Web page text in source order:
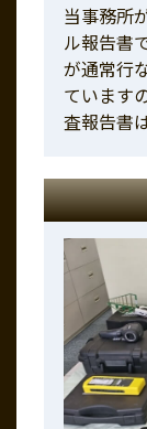
当事務所
ル報告書
が通常行
ています
査報告書